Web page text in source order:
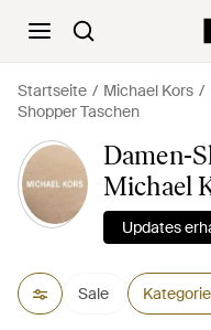
Startseite Michael Kors
Shopper Taschen
Damen-
Michael
Updates
Sale Kategorie